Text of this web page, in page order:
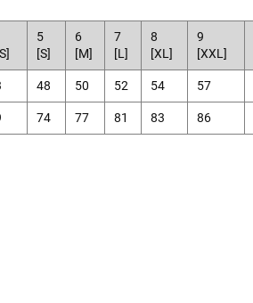
5
[S]
6
[M]
7
[L]
8
[XL]
9
[XXL]
48 50 52 54 57
74 77 81 83 86